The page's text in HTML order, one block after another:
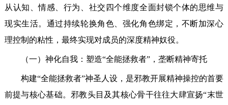
从认知、情感、行为、社交四个维度全面封锁个体的思维与
现实生活。通过持续轮换角色、强化角色绑定，不断加深心
理控制的粘性，最终实现对成员的深度精神奴役。
（一）神化自我：塑造“全能拯救者”，垄断精神寄托
构建“全能拯救者”神圣人设，是邪教开展精神操控的首要
前提与核心基础。邪教头目及其核心骨干往往大肆宣扬“末世